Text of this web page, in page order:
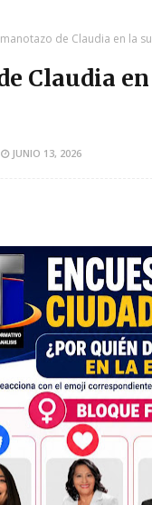
manotazo de Claudia en la
Claudia
JUNIO 13, 2026